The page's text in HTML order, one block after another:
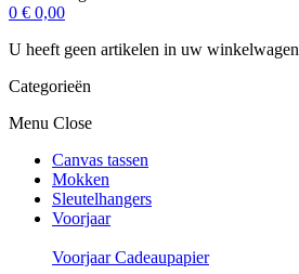
0 € 0,00
U heeft geen artikelen in uw winkelwagen
Categorieën
Menu Close
Canvas tassen
Mokken
Sleutelhangers
Voorjaar
Voorjaar Cadeaupapier